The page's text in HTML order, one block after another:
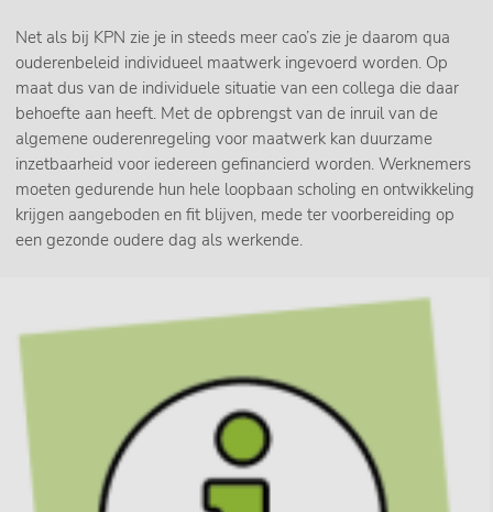
Net als bij KPN zie je in steeds meer cao’s zie je daarom qua
ouderenbeleid individueel maatwerk ingevoerd worden. Op
maat dus van de individuele situatie van een collega die daar
behoefte aan heeft. Met de opbrengst van de inruil van de
algemene ouderenregeling voor maatwerk kan duurzame
inzetbaarheid voor iedereen gefinancierd worden. Werknemers
moeten gedurende hun hele loopbaan scholing en ontwikkeling
krijgen aangeboden en fit blijven, mede ter voorbereiding op
een gezonde oudere dag als werkende.